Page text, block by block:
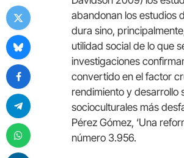
abandonan los estudios
dura sino,
utilidad social de lo que
investigaciones
convertido en el factor
rendimiento y desarrollo
socioculturales más
Pérez Gómez, ‘Una
número 3.956.